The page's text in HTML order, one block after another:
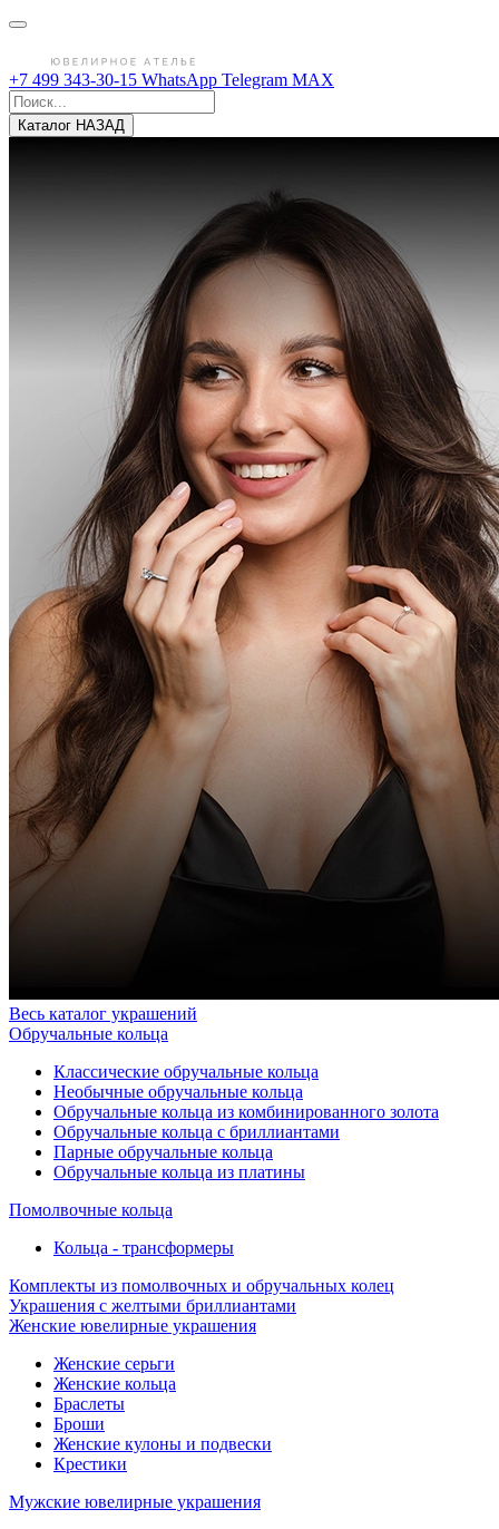
+7 499 343-30-15 WhatsApp Telegram MAX
Каталог НАЗАД
Весь каталог украшений
Обручальные кольца
Классические обручальные кольца
Необычные обручальные кольца
Обручальные кольца из комбинированного золота
Обручальные кольца с бриллиантами
Парные обручальные кольца
Обручальные кольца из платины
Помолвочные кольца
Кольца - трансформеры
Комплекты из помолвочных и обручальных колец
Украшения с желтыми бриллиантами
Женские ювелирные украшения
Женские серьги
Женские кольца
Браслеты
Броши
Женские кулоны и подвески
Крестики
Мужские ювелирные украшения